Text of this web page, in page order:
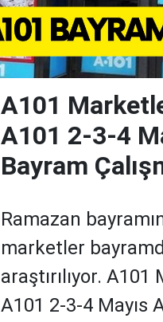
A101
A101 2-3-4
Bayram
Ramazan
marketler
araştırılıyor.
A101 2-3-4 Mayıs